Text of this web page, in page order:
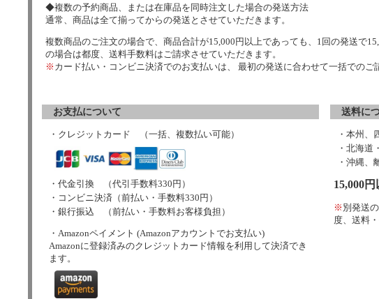
◆複数の予約商品、または在庫品を同時注文した場合の発送方法
通常、商品は全て揃ってからの発送とさせていただきます。
複数商品のご注文の場合で、商品合計が15,000円以上であっても、1回の発送で
の場合は都度、送料手数料はご請求させていただきます。
※ カード払い・コンビニ決済でのお支払いは、 最初の発送に合わせて一括でのご
お支払について
・クレジットカード （一括、複数払い可能）
・代金引換 （代引手数料330円）
・コンビニ決済（前払い・手数料330円）
・銀行振込 （前払い・手数料お客様負担）
・Amazonペイメント (Amazonアカウントでお支払い)
Amazonに登録済みのクレジットカード情報を利用して決済でき
ます。
送料に
・本州、
・北海道
・沖縄、
15,000
※ 別発送
度、送料